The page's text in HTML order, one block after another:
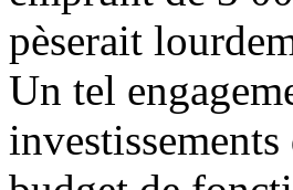
pèserait
Un tel